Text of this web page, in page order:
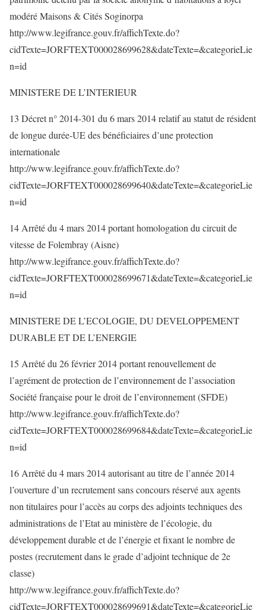
modéré Maisons & Cités Soginorpa
http://www.legifrance.gouv.fr/affichTexte.do?
cidTexte=JORFTEXT000028699628&dateTexte=&categorieLie
n=id
MINISTERE DE L’INTERIEUR
13 Décret n° 2014-301 du 6 mars 2014 relatif au statut de résident
de longue durée-UE des bénéficiaires d’une protection
internationale
http://www.legifrance.gouv.fr/affichTexte.do?
cidTexte=JORFTEXT000028699640&dateTexte=&categorieLie
n=id
14 Arrêté du 4 mars 2014 portant homologation du circuit de
vitesse de Folembray (Aisne)
http://www.legifrance.gouv.fr/affichTexte.do?
cidTexte=JORFTEXT000028699671&dateTexte=&categorieLie
n=id
MINISTERE DE L’ECOLOGIE, DU DEVELOPPEMENT
DURABLE ET DE L’ENERGIE
15 Arrêté du 26 février 2014 portant renouvellement de
l’agrément de protection de l’environnement de l’association
Société française pour le droit de l’environnement (SFDE)
http://www.legifrance.gouv.fr/affichTexte.do?
cidTexte=JORFTEXT000028699684&dateTexte=&categorieLie
n=id
16 Arrêté du 4 mars 2014 autorisant au titre de l’année 2014
l’ouverture d’un recrutement sans concours réservé aux agents
non titulaires pour l’accès au corps des adjoints techniques des
administrations de l’Etat au ministère de l’écologie, du
développement durable et de l’énergie et fixant le nombre de
postes (recrutement dans le grade d’adjoint technique de 2e
classe)
http://www.legifrance.gouv.fr/affichTexte.do?
cidTexte=JORFTEXT000028699691&dateTexte=&categorieLie